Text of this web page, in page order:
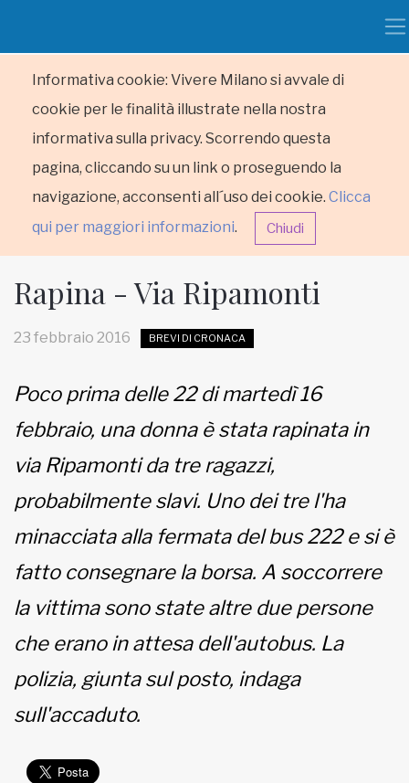
Informativa cookie: Vivere Milano si avvale di
cookie per le finalità illustrate nella nostra
informativa sulla privacy. Scorrendo questa
pagina, cliccando su un link o proseguendo la
navigazione, acconsenti all´uso dei cookie. Clicca
qui per maggiori informazioni. Chiudi
RUBRICHE
Inviateci le vostre segnalazioni
www.viveremilano.info
Bernardis
EDB edizioni - Via Brivio angolo C.
Informativa sulla privacy
Rapina - Via Ripamonti
23 febbraio 2016 BREVI DI CRONACA
Poco prima delle 22 di martedì 16
febbraio, una donna è stata rapinata in
via Ripamonti da tre ragazzi,
probabilmente slavi. Uno dei tre l'ha
minacciata alla fermata del bus 222 e si è
fatto consegnare la borsa. A soccorrere
la vittima sono state altre due persone
che erano in attesa dell'autobus. La
polizia, giunta sul posto, indaga
sull'accaduto.